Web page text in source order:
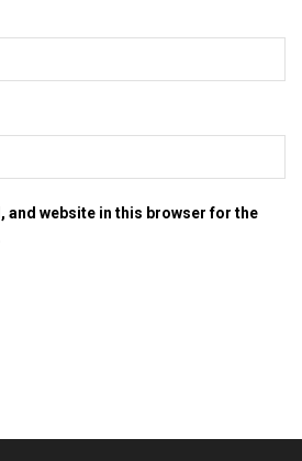
and website in this browser for the